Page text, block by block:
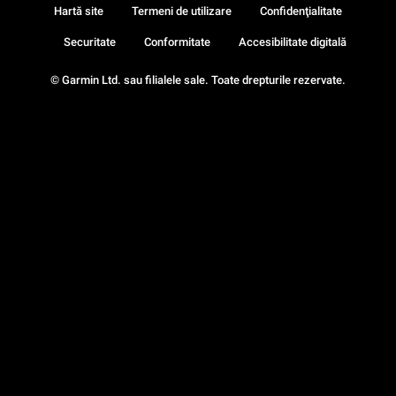
© Garmin Ltd. sau filialele sale. Toate drepturile rezervate.
Hartă site Termeni de utilizare Confidenţialitate
Securitate Conformitate Accesibilitate digitală